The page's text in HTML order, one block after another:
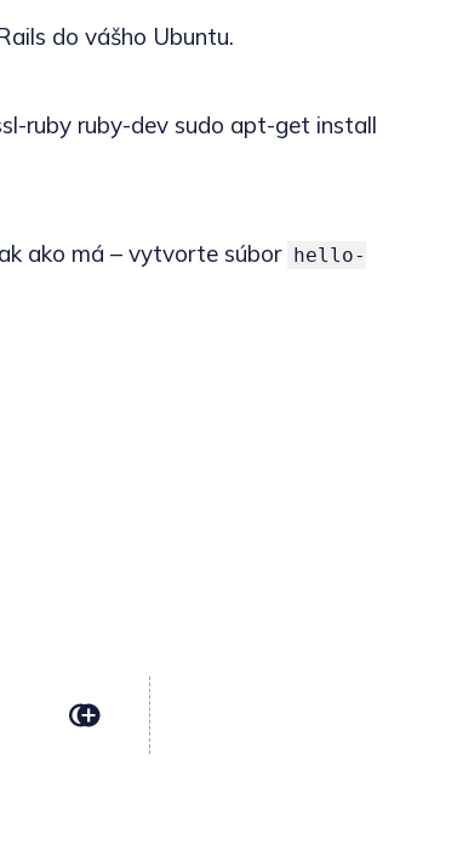
do vášho Ubuntu.
ruby ruby-dev sudo apt-get install
ako má – vytvorte súbor hello-